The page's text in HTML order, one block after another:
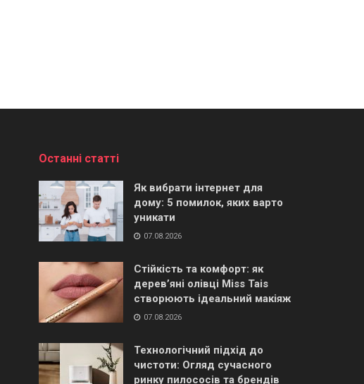
Останні статті
Як вибрати інтернет для
дому: 5 помилок, яких варто
уникати
07.08.2026
Стійкість та комфорт: як
дерев’яні олівці Miss Tais
створюють ідеальний макіяж
07.08.2026
Технологічний підхід до
чистоти: Огляд сучасного
ринку пилососів та брендів